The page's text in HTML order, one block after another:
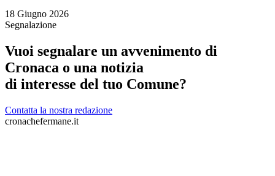
18 Giugno 2026
Segnalazione
Vuoi segnalare un avvenimento di
Cronaca o una notizia
di interesse del tuo Comune?
Contatta la nostra redazione
cronachefermane.it